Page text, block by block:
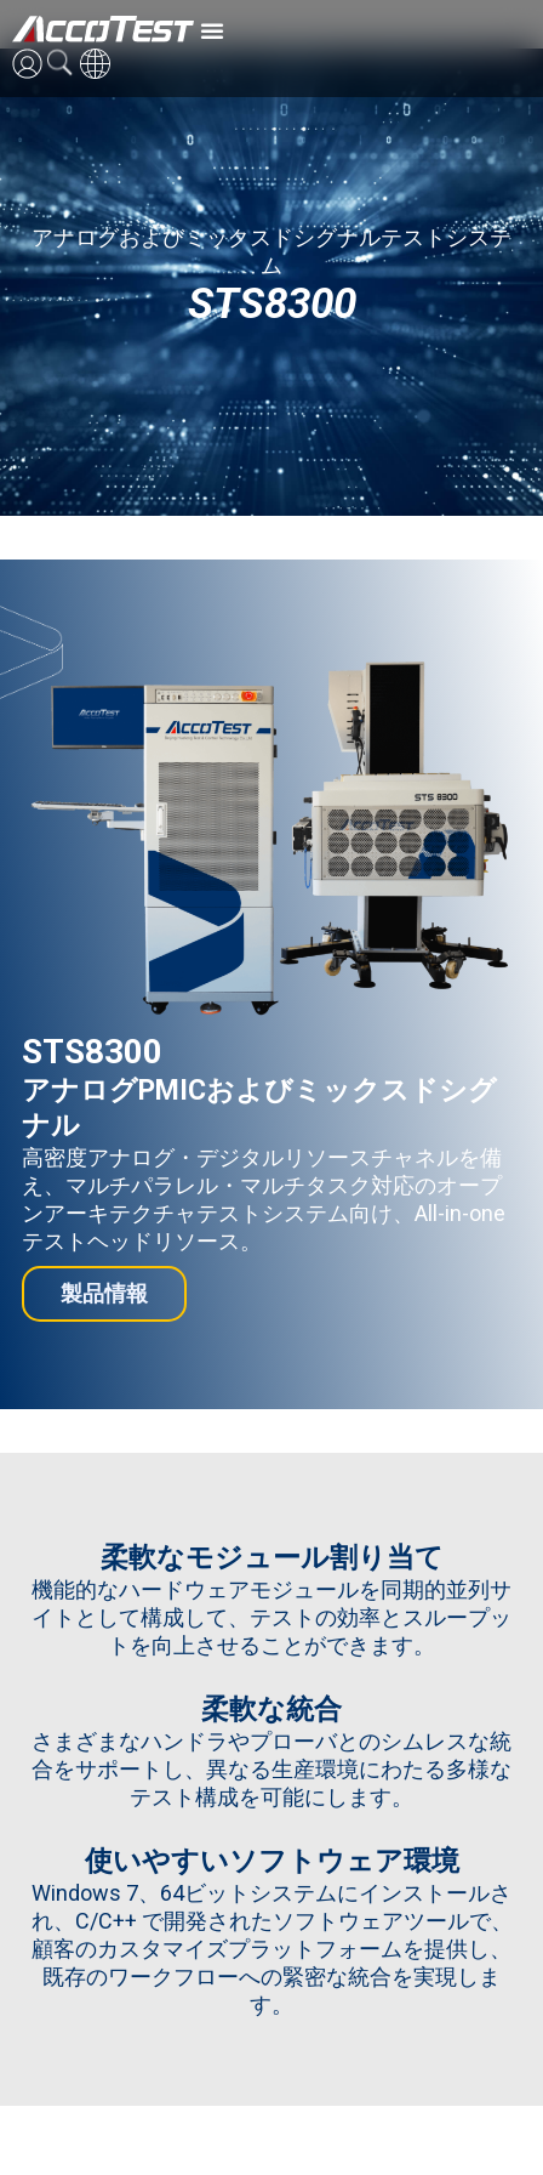
中国語
日本語
STS8300
アナログおよびミックスドシグナルテストシステ
ム
STS8300
STS8300
アナログPMICおよびミックスドシグ
ナル
高密度アナログ・デジタルリソースチャネルを備
え、マルチパラレル・マルチタスク対応のオープ
ンアーキテクチャテストシステム向け、All-in-one
テストヘッドリソース。
製品情報
柔軟なモジュール割り当て
機能的なハードウェアモジュールを同期的並列サ
イトとして構成して、テストの効率とスループッ
トを向上させることができます。
柔軟な統合
さまざまなハンドラやプローバとのシムレスな統
合をサポートし、異なる生産環境にわたる多様な
テスト構成を可能にします。
使いやすいソフトウェア環境
Windows 7、64ビットシステムにインストールさ
れ、C/C++ で開発されたソフトウェアツールで、
顧客のカスタマイズプラットフォームを提供し、
既存のワークフローへの緊密な統合を実現しま
す。